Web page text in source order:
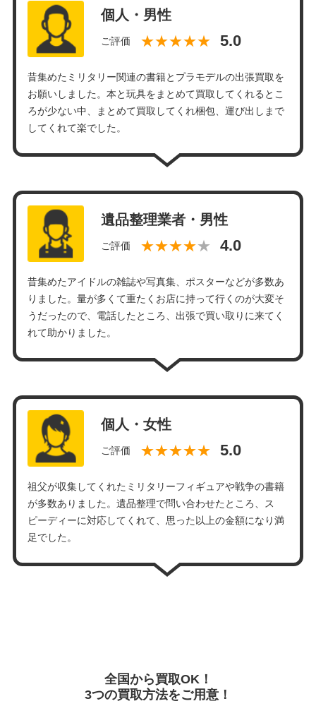
個人・男性
ご評価 ★★★★★
昔集めたミリタリー関連の書籍とプラモデルの出張買取を
お願いしました。本と玩具をまとめて買取してくれるとこ
ろが少ない中、まとめて買取してくれ梱包、運び出しまで
してくれて楽でした。
遺品整理業者・男性
ご評価 ★★★★
昔集めたアイドルの雑誌や写真集、ポスターなどが多数あ
りました。量が多くて重たくお店に持って行くのが大変そ
うだったので、電話したところ、出張で買い取りに来てく
れて助かりました。
個人・女性
ご評価 ★★★★★
祖父が収集してくれたミリタリーフィギュアや戦争の書籍
が多数ありました。遺品整理で問い合わせたところ、ス
ピーディーに対応してくれて、思った以上の金額になり満
足でした。
全国から買取OK！
3つの買取方法をご用意！